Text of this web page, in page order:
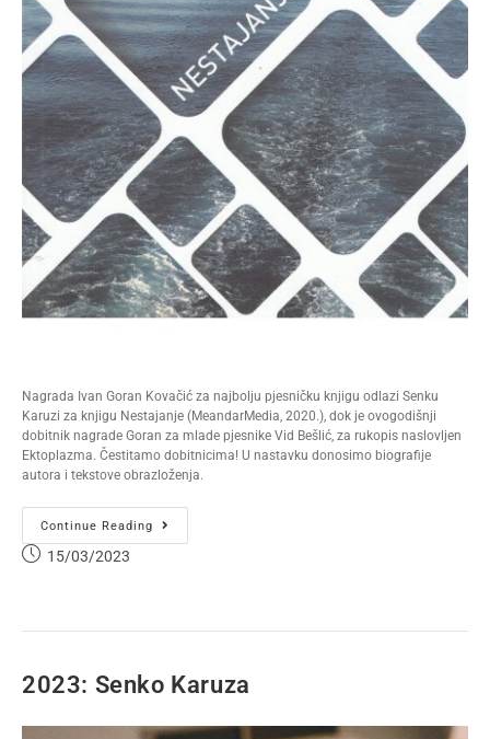
Nagrada Ivan Goran Kovačić za najbolju pjesničku knjigu odlazi Senku
Karuzi za knjigu Nestajanje (MeandarMedia, 2020.), dok je ovogodišnji
dobitnik nagrade Goran za mlade pjesnike Vid Bešlić, za rukopis naslovljen
Ektoplazma. Čestitamo dobitnicima! U nastavku donosimo biografije
autora i tekstove obrazloženja.
Continue Reading
15/03/2023
2023: Senko Karuza